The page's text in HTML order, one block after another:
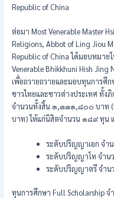
Republic of China
ต่อมา Most Venerable Master
Religions, Abbot of Ling Jiou
Republic of China ได้มอบหมาย
Venerable Bhikkhuni Hish
เพื่อถวายถวายและมอบทุนการศึ
ชาวไทยและชาวต่างประเทศ ทั้ง
จำนวนทั้งสิ้น ๑,๓๓๑,๘๐๐ บาท
บาท) ให้แก่นิสิตจำนวน ๑๘๙ ทุน
ระดับปริญญาเอก จ
ระดับปริญญาโท จำ
ระดับปริญญาตรี จำ
ทุนการศึกษา Full Scholarship